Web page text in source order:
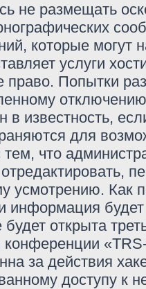
не размещать
которые могут
услуги
Попытки
в известность,
для
тем, что
усмотрению. Как
информация
открыта
конференции
за действия
доступу к